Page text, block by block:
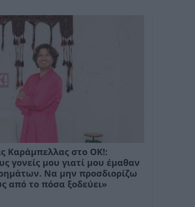
Καράμπελλας στο ΟΚ!:
γονείς μου γιατί μου έμαθαν
Να μην προσδιορίζω
από το πόσα ξοδεύει»